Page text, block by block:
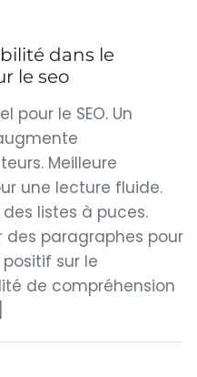
dans le
le seo
pour le SEO. Un
Meilleure
une lecture fluide.
listes à puces.
des paragraphes pour
sur le
de compréhension